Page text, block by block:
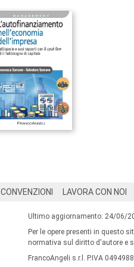
CONVENZIONI LAVORA CON NOI
Ultimo aggiornamento: 24/06/
Per le opere presenti in questo
normativa sul diritto d'autore e
FrancoAngeli s.r.l. P.IVA